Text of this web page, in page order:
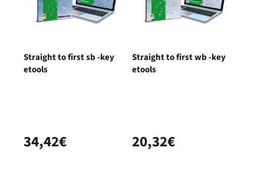
Straight to first sb -key
etools
34,42€
Straight to first wb -key
etools
20,32€